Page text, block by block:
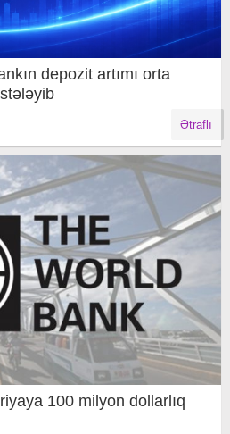
depozit artımı orta
Ətraflı
100 milyon dollarlıq